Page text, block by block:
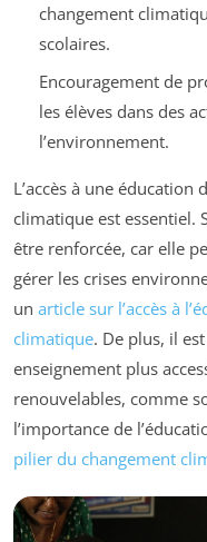
changement
scolaires.
Encouragement de
les élèves dans des
l’environnement.
L’accès à une
climatique est essentiel.
être renforcée, car elle
gérer les crises
un article sur l’accès à
climatique. De plus, il
enseignement plus
renouvelables, comme
l’importance de
pilier du changement